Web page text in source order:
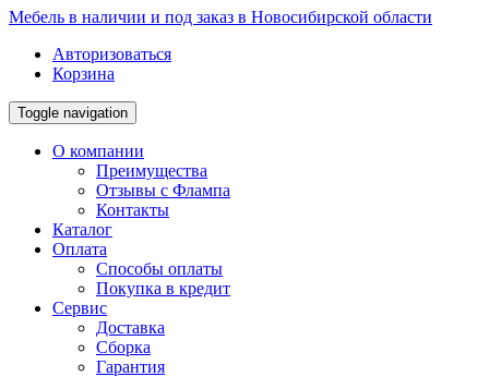
Мебель в наличии и под заказ в Новосибирской области
Авторизоваться
Корзина
Toggle navigation
О компании
Преимущества
Отзывы c Флампа
Контакты
Каталог
Оплата
Способы оплаты
Покупка в кредит
Сервис
Доставка
Сборка
Гарантия